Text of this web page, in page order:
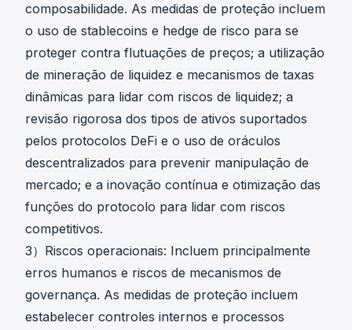
composabilidade. As medidas de proteção incluem
o uso de stablecoins e hedge de risco para se
proteger contra flutuações de preços; a utilização
de mineração de liquidez e mecanismos de taxas
dinâmicas para lidar com riscos de liquidez; a
revisão rigorosa dos tipos de ativos suportados
pelos protocolos DeFi e o uso de oráculos
descentralizados para prevenir manipulação de
mercado; e a inovação contínua e otimização das
funções do protocolo para lidar com riscos
competitivos.
3）Riscos operacionais: Incluem principalmente
erros humanos e riscos de mecanismos de
governança. As medidas de proteção incluem
estabelecer controles internos e processos